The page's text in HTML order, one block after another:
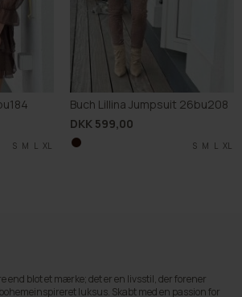
S M L XL
S M L
Buch Lillina Jumpsuit 26bu208
DKK 599,00
S M L XL
end blot et mærke; det er en livsstil, der forener
luksus. Skabt med en passion for